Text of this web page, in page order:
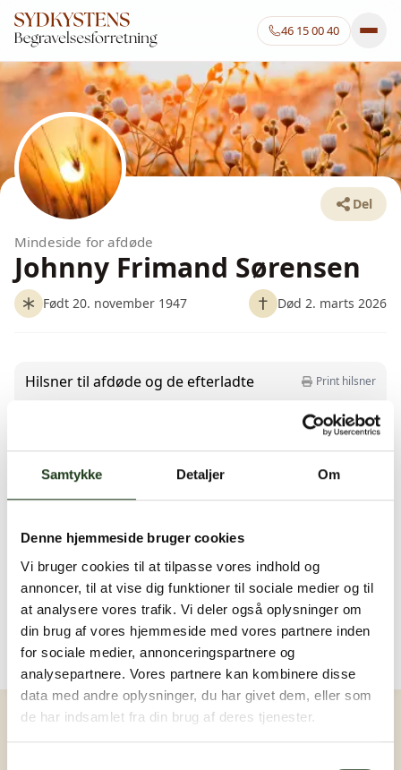
Samtykke Detaljer Om
Denne hjemmeside bruger cookies
Vi bruger cookies til at tilpasse vores indhold og
annoncer, til at vise dig funktioner til sociale medier og til
at analysere vores trafik. Vi deler også oplysninger om
din brug af vores hjemmeside med vores partnere inden
for sociale medier, annonceringspartnere og
analysepartnere. Vores partnere kan kombinere disse
data med andre oplysninger, du har givet dem, eller som
de har indsamlet fra din brug af deres tjenester.
46 15 00 40
Del
Mindeside for afdøde
Johnny Frimand Sørensen
Født 20. november 1947 Død 2. marts 2026
Hilsner til afdøde og de efterladte Print hilsner
Log ind